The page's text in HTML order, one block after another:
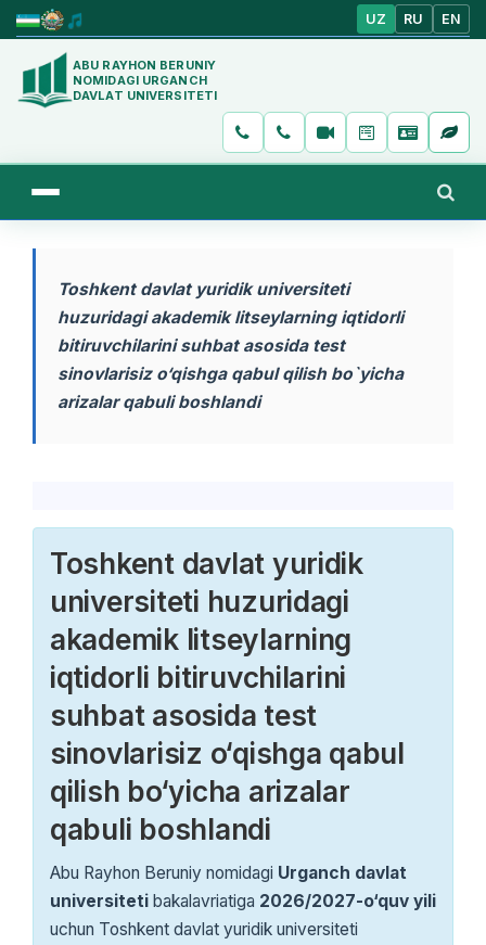
UZ RU EN
ABU RAYHON BERUNIY
NOMIDAGI URGANCH
DAVLAT UNIVERSITETI
Toshkent davlat yuridik universiteti
huzuridagi akademik litseylarning iqtidorli
bitiruvchilarini suhbat asosida test
sinovlarisiz o‘qishga qabul qilish bo`yicha
arizalar qabuli boshlandi
Toshkent davlat yuridik
universiteti huzuridagi
akademik litseylarning
iqtidorli bitiruvchilarini
suhbat asosida test
sinovlarisiz o‘qishga qabul
qilish bo‘yicha arizalar
qabuli boshlandi
Abu Rayhon Beruniy nomidagi Urganch davlat
universiteti bakalavriatiga 2026/2027-o‘quv yili
uchun Toshkent davlat yuridik universiteti